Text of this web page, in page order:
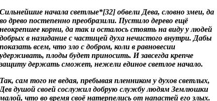
Сильнейшие начала светлые*[32] обвели Дева, словно змеи, да
во древо постепенно преобразили. Пустило дерево ещё
неокрепшее корни, да так и осталось стоять на виду у людей
добрых в назидание с частицей духа нечистого внутри. Дабы
показать всем, что зло с добром, коли в равновесии
удерживать, плоды будет приносить. И завсегда крепче
защиту держать сможет, нежели единое светлое начало.
Так, сам того не ведая, пребывая пленником у духов светлых,
Дев душой своей сослужил добрую службу людям Землюшки
малой, что во время своё натерпелись от напастей его злых.